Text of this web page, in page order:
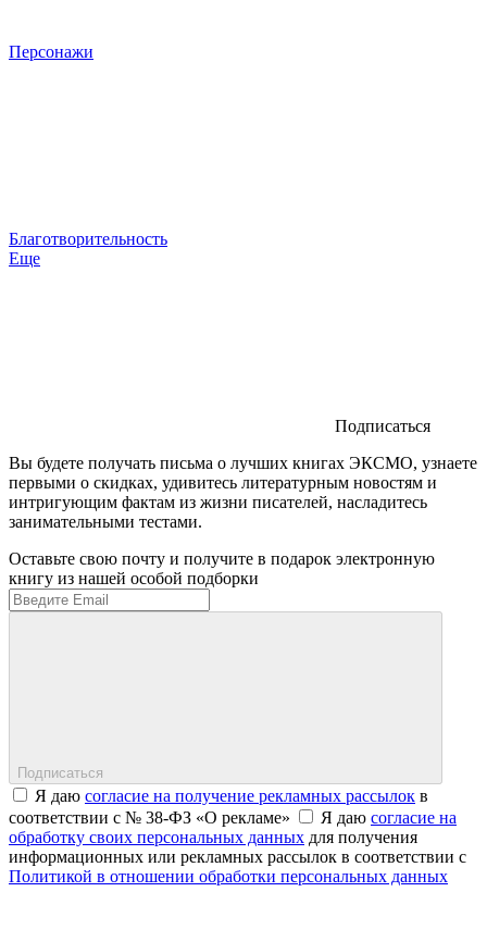
Персонажи
Благотворительность
Еще
Подписаться
Вы будете получать письма о лучших книгах ЭКСМО, узнаете
первыми о скидках, удивитесь литературным новостям и
интригующим фактам из жизни писателей, насладитесь
занимательными тестами.
Оставьте свою почту и получите в подарок электронную
книгу из нашей особой подборки
Подписаться
Я даю согласие на получение рекламных рассылок в
соответствии с № 38-ФЗ «О рекламе»
Я даю согласие на
обработку своих персональных данных для получения
информационных или рекламных рассылок в соответствии с
Политикой в отношении обработки персональных данных